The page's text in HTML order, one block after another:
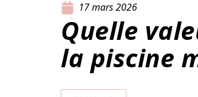
17 mars 2026
Quelle
la piscine